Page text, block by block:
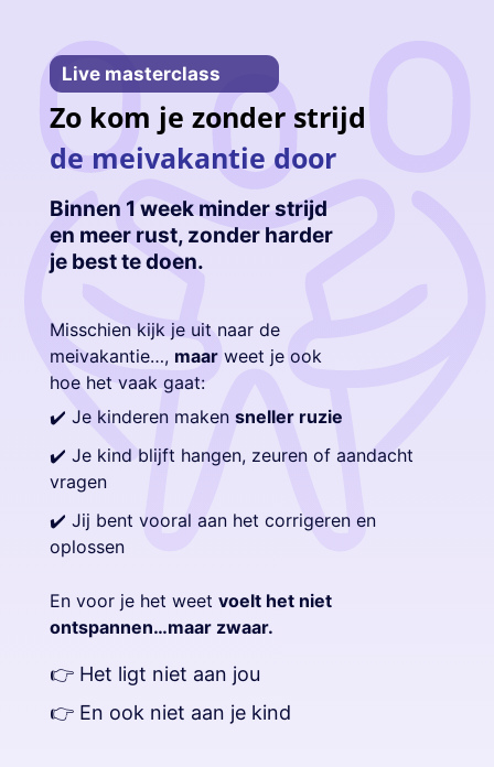
Live masterclass
Zo kom je zonder strijd
de meivakantie door
Binnen 1 week minder strijd
en meer rust, zonder harder
je best te doen.
Misschien kijk je uit naar de
meivakantie…, maarweet je ook
hoe het vaak gaat:
✔️ Je kinderen maken sneller ruzie
✔️ Je kind blijft hangen, zeuren of aandacht
vragen
✔️ Jij bent vooral aan het corrigeren en
oplossen
En voor je het weet voelt het niet
ontspannen…maar zwaar.
👉 Het ligt niet aan jou
👉 En ook niet aan je kind